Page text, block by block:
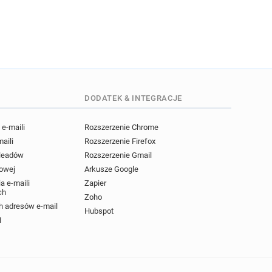
e-maili
e-maili
adresów e-mail
DODATEK & INTEGRACJE
Rozszerzenie Chrome
Rozszerzenie Firefox
Rozszerzenie Gmail
Arkusze Google
Zapier
Zoho
Hubspot